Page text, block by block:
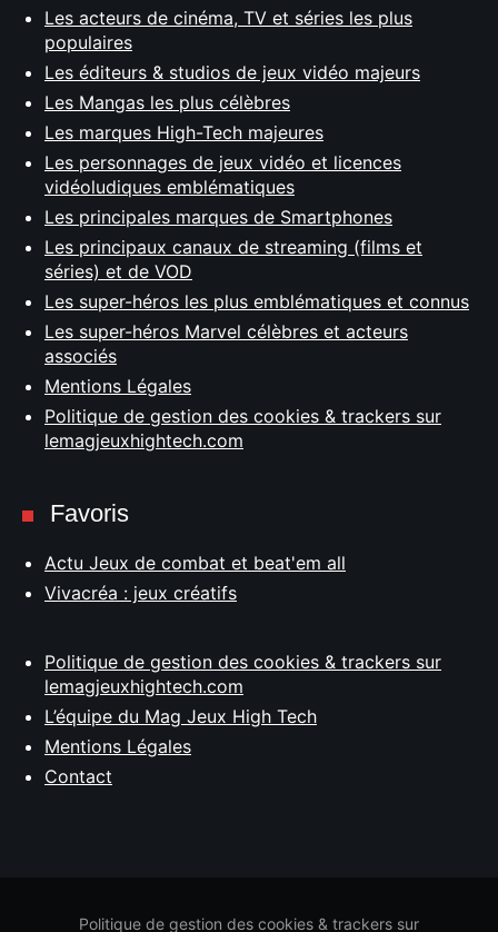
Les acteurs de cinéma, TV et séries les plus
populaires
Les éditeurs & studios de jeux vidéo majeurs
Les Mangas les plus célèbres
Les marques High-Tech majeures
Les personnages de jeux vidéo et licences
vidéoludiques emblématiques
Les principales marques de Smartphones
Les principaux canaux de streaming (films et
séries) et de VOD
Les super-héros les plus emblématiques et connus
Les super-héros Marvel célèbres et acteurs
associés
Mentions Légales
Politique de gestion des cookies & trackers sur
lemagjeuxhightech.com
Favoris
Actu Jeux de combat et beat'em all
Vivacréa : jeux créatifs
Politique de gestion des cookies & trackers sur
lemagjeuxhightech.com
L’équipe du Mag Jeux High Tech
Mentions Légales
Contact
Politique de gestion des cookies & trackers sur